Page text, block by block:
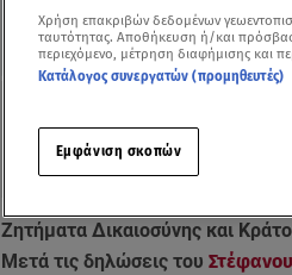
Zητήματα Δικαιοσύνης και
Μετά τις δηλώσεις του
Χρήση επακριβών δεδομένων
ταυτότητας. Αποθήκευση ή/και
περιεχόμενο, μέτρηση διαφήμισης και
Κατάλογος συνεργατών (προμηθευτές)
Εμφάνιση σκοπών